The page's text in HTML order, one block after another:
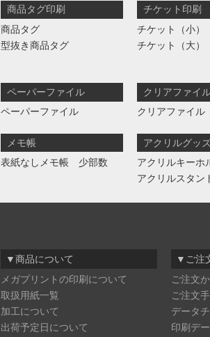
商品タグ印刷
商品タグ
型抜き商品タグ
チケット印刷
チケット（小）
チケット（大）
ペーパーファイル
ペーパーファイル
クリアファイ
クリアファイル
メモ帳
表紙なしメモ帳 少部数
アクリルグッ
アクリルキーホ
アクリルスタン
▼商品について
メガプリントの印刷について
取扱用紙一覧
加工について
出荷予定日について
▼ご注
ご注文
ご注文
データ
印刷デ